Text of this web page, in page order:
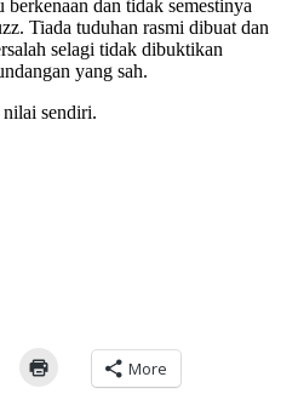
dan tidak semestinya
Tiada tuduhan rasmi dibuat dan
selagi tidak dibuktikan
yang sah.
sendiri.
More